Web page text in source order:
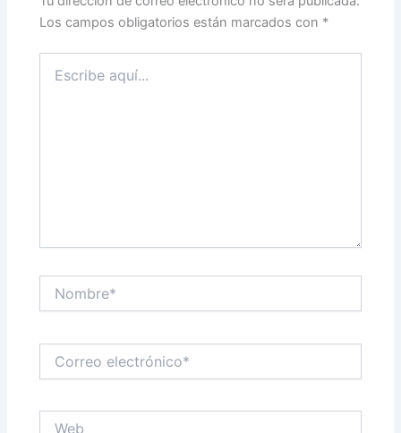
Los campos obligatorios están marcados con *
aquí...
electrónico*